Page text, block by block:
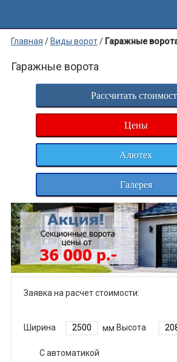
Главная / Виды ворот/ Гаражные
Гаражные ворота
Рассчитать
Цены
Алютех
Галерея
Заявка на расчет стоимости:
Ширина мм Высота
С автоматикой